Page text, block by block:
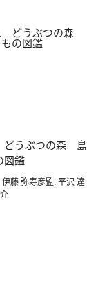
うぶつの森 島
図鑑
藤 弥寿彦監: 平沢 達